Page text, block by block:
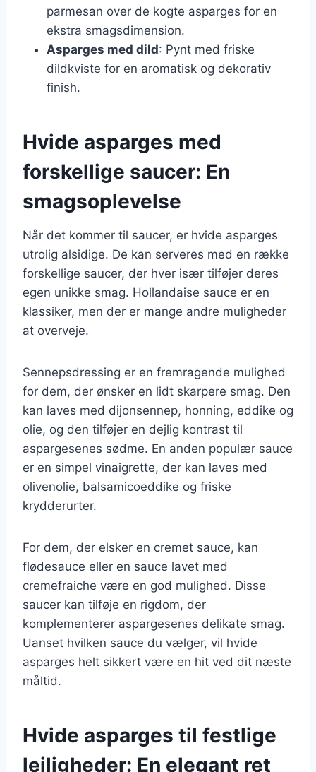
parmesan over de kogte asparges for en
ekstra smagsdimension.
Asparges med dild: Pynt med friske
dildkviste for en aromatisk og dekorativ
finish.
Hvide asparges med
forskellige saucer: En
smagsoplevelse
Når det kommer til saucer, er hvide asparges
utrolig alsidige. De kan serveres med en række
forskellige saucer, der hver især tilføjer deres
egen unikke smag. Hollandaise sauce er en
klassiker, men der er mange andre muligheder
at overveje.
Sennepsdressing er en fremragende mulighed
for dem, der ønsker en lidt skarpere smag. Den
kan laves med dijonsennep, honning, eddike og
olie, og den tilføjer en dejlig kontrast til
aspargesenes sødme. En anden populær sauce
er en simpel vinaigrette, der kan laves med
olivenolie, balsamicoeddike og friske
krydderurter.
For dem, der elsker en cremet sauce, kan
flødesauce eller en sauce lavet med
cremefraiche være en god mulighed. Disse
saucer kan tilføje en rigdom, der
komplementerer aspargesenes delikate smag.
Uanset hvilken sauce du vælger, vil hvide
asparges helt sikkert være en hit ved dit næste
måltid.
Hvide asparges til festlige
lejligheder: En elegant ret